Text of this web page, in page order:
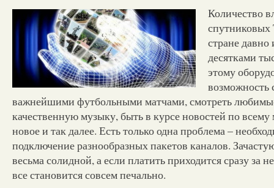
Количество
стране давно
десятками
этому
возможность
важнейшими футбольными матчами, смотреть
качественную музыку, быть в курсе новостей по всему
новое и так далее. Есть только одна проблема –
подключение разнообразных пакетов каналов.
весьма солидной, а если платить приходится сразу за
все становится совсем печально.